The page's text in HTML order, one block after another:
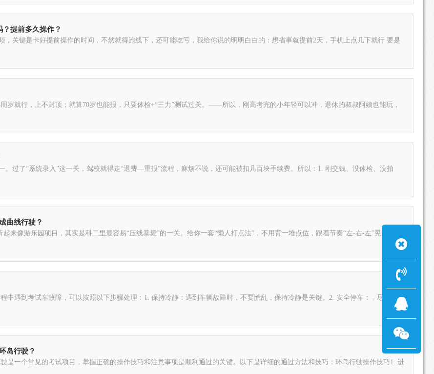
提前多久操作？
关键是卡好提前操作的时间，不然就得跑线下，还可能吃亏，我给你说的明明白白的：想省事就提前2天，手机上点几下就行 要是
岁就行，上不封顶；就算70岁也能报，只要体检+“三力”测试过关。——所以，刚高考完的小年轻可以冲，退休的叔叔阿姨也能玩，
。过了“系统录入”这一关，驾校就得走“退费—重报”流程，麻烦不说，还可能被扣几百块手续费。所以：1. 刚交钱、没体检、没拍
曲线行驶？
来像游乐园项目，其实是科二里最容易“压线暴毙”的一关。给你一套“懒人打点法”，不用背一堆点位，跟着节奏“左-右-左”晃过去就
中遇到考试车故障，可以按照以下步骤处理：1. 保持冷静：遇到车辆故障时，不要慌乱，保持冷静是关键。2. 安全停车： - 尽快将车
岛行驶？
是一个常见的考试项目，掌握正确的操作技巧和注意事项是顺利通过的关键。以下是详细的通过方法和技巧：环岛行驶操作技巧1. 进